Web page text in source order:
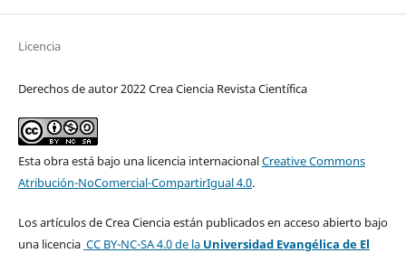
Licencia
Derechos de autor 2022 Crea Ciencia Revista Científica
Esta obra está bajo una licencia internacionalCreative Commons
Atribución-NoComercial-CompartirIgual 4.0.
Los artículos de Crea Ciencia están publicados en acceso abierto bajo
una licencia CC BY-NC-SA 4.0de la Universidad Evangélica de El